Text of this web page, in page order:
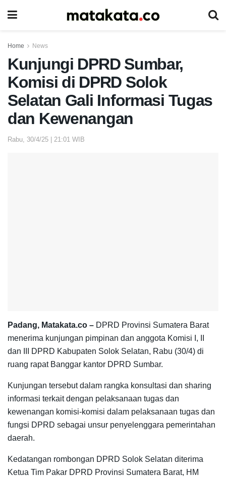
Home News
Kunjungi DPRD Sumbar,
Komisi di DPRD Solok
Selatan Gali Informasi Tugas
dan Kewenangan
Rabu, 30/4/25 | 21:01 WIB
Padang, Matakata.co – DPRD Provinsi Sumatera Barat
menerima kunjungan pimpinan dan anggota Komisi I, II
dan III DPRD Kabupaten Solok Selatan, Rabu (30/4) di
ruang rapat Banggar kantor DPRD Sumbar.
Kunjungan tersebut dalam rangka konsultasi dan sharing
informasi terkait dengan pelaksanaan tugas dan
kewenangan komisi-komisi dalam pelaksanaan tugas dan
fungsi DPRD sebagai unsur penyelenggara pemerintahan
daerah.
Kedatangan rombongan DPRD Solok Selatan diterima
Ketua Tim Pakar DPRD Provinsi Sumatera Barat, HM